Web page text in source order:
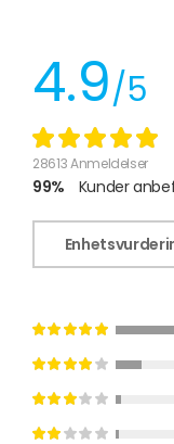
4.9/5
28613 Anmeldelser
99% Kunder